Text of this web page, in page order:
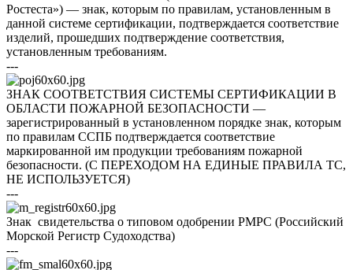
Ростеста») — знак, которым по правилам, установленным в
данной системе сертифи­кации, подтверждается соответствие
изделий, прошедших подтверждение соответствия,
установлен­ным требованиям.
---
ЗНАК СООТВЕТСТВИЯ СИСТЕМЫ СЕРТИФИКАЦИИ В
ОБЛАСТИ ПОЖАРНОЙ БЕЗОПАСНОСТИ —
зарегистрированный в установленном порядке знак, которым
по правилам ССПБ подтверждается соответствие
маркированной им продукции требованиям пожарной
безопасности. (С ПЕРЕХОДОМ НА ЕДИНЫЕ ПРАВИЛА ТС,
НЕ ИСПОЛЬЗУЕТСЯ)
---
Знак свидетельства о типовом одобрении РМРС (Российский
Морской Регистр Судоходства)
---